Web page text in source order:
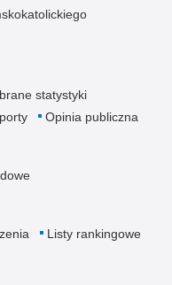
statystyki
Opinia publiczna
Listy rankingowe